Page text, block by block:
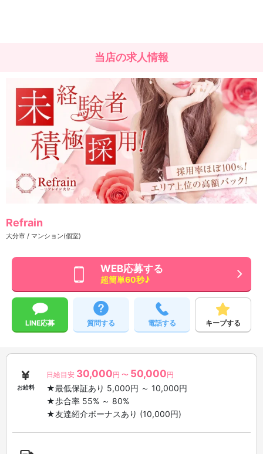
当店の求人情報
Refrain
大分市 / マンション(個室)
WEB応募する
超簡単60秒♪
LINE応募 質問する 電話する キープする
お給料
日給目安 30,000円 〜 50,000円
★最低保証あり 5,000円 ～ 10,000円
★歩合率 55% ～ 80%
★友達紹介ボーナスあり (10,000円)